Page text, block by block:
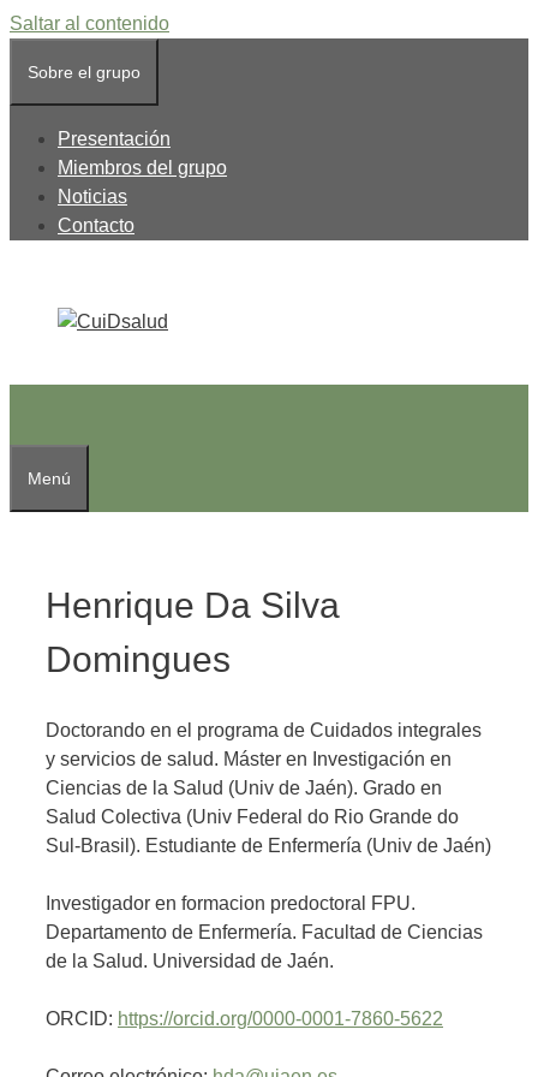
Saltar al contenido
Sobre el grupo
Presentación
Miembros del grupo
Noticias
Contacto
Menú
Henrique Da Silva
Domingues
Doctorando en el programa de Cuidados integrales
y servicios de salud. Máster en Investigación en
Ciencias de la Salud (Univ de Jaén). Grado en
Salud Colectiva (Univ Federal do Rio Grande do
Sul-Brasil). Estudiante de Enfermería (Univ de Jaén)
Investigador en formacion predoctoral FPU.
Departamento de Enfermería. Facultad de Ciencias
de la Salud. Universidad de Jaén.
ORCID: https://orcid.org/0000-0001-7860-5622